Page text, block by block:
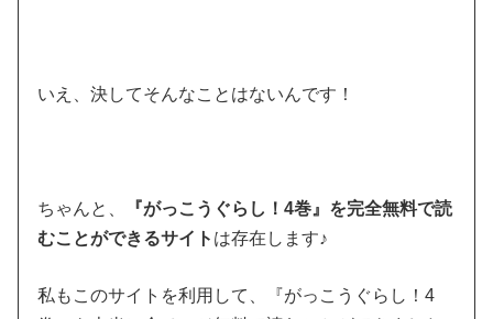
いえ、決してそんなことはないんです！
ちゃんと、
『がっこうぐらし！4巻』を完全無料で読
むことができるサイト は存在します♪
私もこのサイトを利用して、『がっこうぐらし！4